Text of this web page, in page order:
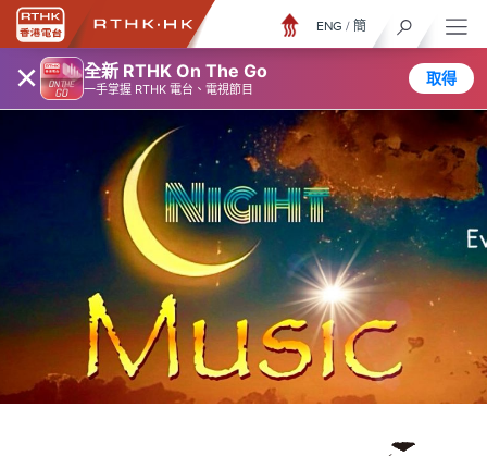
× 全新 RTHK On The Go
一手掌握 RTHK 電台、電視節目
取得
ENG / 簡